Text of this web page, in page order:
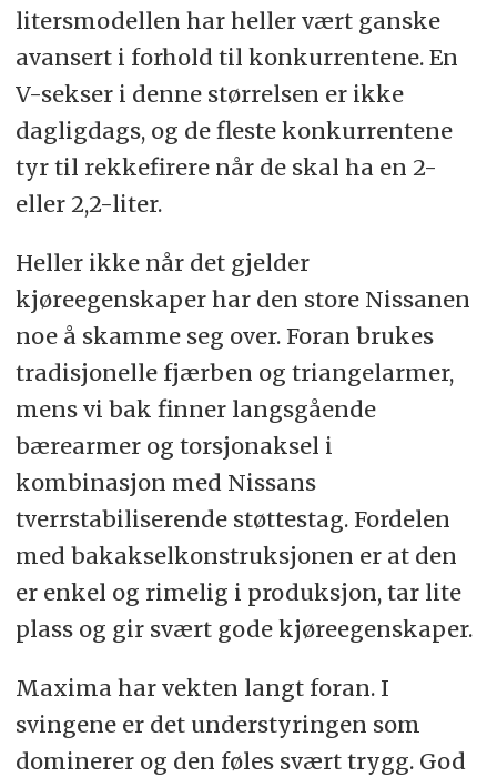
litersmodellen har heller vært ganske
avansert i forhold til konkurrentene. En
V-sekser i denne størrelsen er ikke
dagligdags, og de fleste konkurrentene
tyr til rekkefirere når de skal ha en 2-
eller 2,2-liter.
Heller ikke når det gjelder
kjøreegenskaper har den store Nissanen
noe å skamme seg over. Foran brukes
tradisjonelle fjærben og triangelarmer,
mens vi bak finner langsgående
bærearmer og torsjonaksel i
kombinasjon med Nissans
tverrstabiliserende støttestag. Fordelen
med bakakselkonstruksjonen er at den
er enkel og rimelig i produksjon, tar lite
plass og gir svært gode kjøreegenskaper.
Maxima har vekten langt foran. I
svingene er det understyringen som
dominerer og den føles svært trygg. God